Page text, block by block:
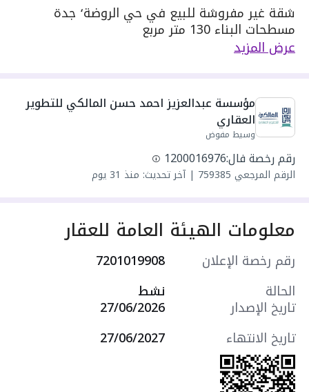
شقة غير مفروشة للبيع في حي الروضة٬ جدة
مسطحات البناء 130 متر مربع
دور العقار 3
يحدها 1 شارع:
مجلس
واصل كهرباء
واصل مياه
سنة البناء: 2026
مميزات العقار:
- غرفة عاملة منزلية
- درج جانبي
- مدخلين منفصلين
التجهيزات:
- أرضيات سيراميك
- ديكورات جبسية
- مصعد كهربائي
- كاميرات مراقبة
سعرها 740000 ر.س
عرض المزيد
مؤسسة عبدالعزيز احمد حسن المالكي للتطوير
العقاري
وسيط مفوض
رقم رخصة فال:1200016976
الرقم المرجعي 759385
|آخر تحديث: منذ 31 يوم
معلومات الهيئة العامة للعقار
رقم رخصة الإعلان
7201019908
الحالة
نشط
تاريخ الإصدار
27/06/2026
تاريخ الانتهاء
27/06/2027